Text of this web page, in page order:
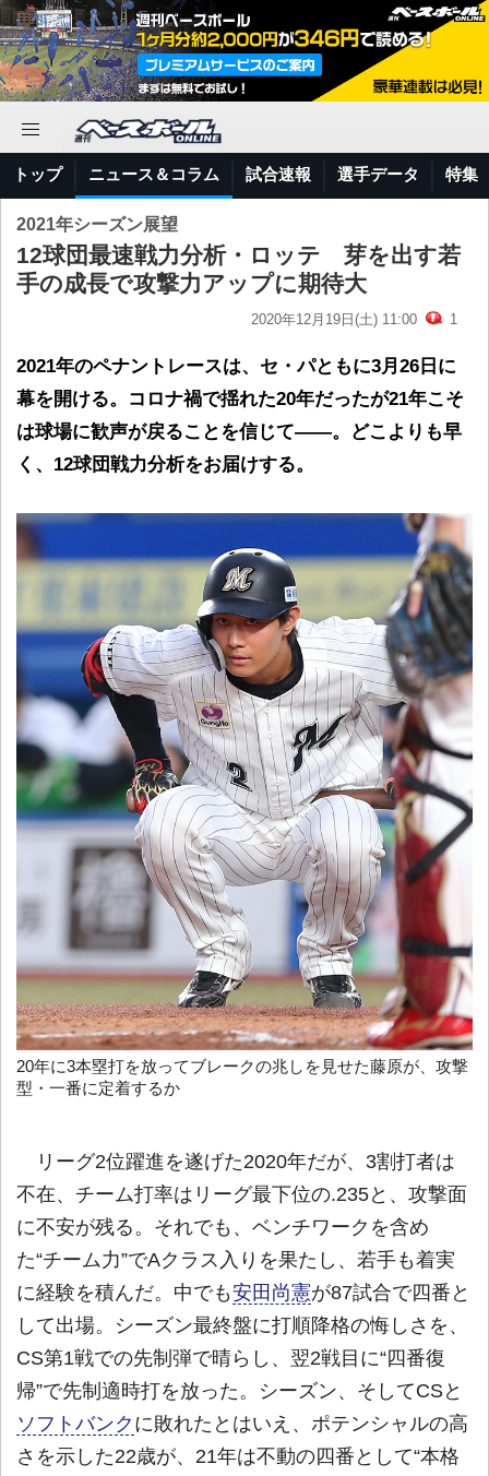
トップ ニュース＆コラム 試合速報 選手データ 特集
2021年シーズン展望
12球団最速戦力分析・ロッテ 芽を出す若
手の成長で攻撃力アップに期待大
2020年12月19日(土) 11:00 1
2021年のペナントレースは、セ・パともに3月26日に
幕を開ける。コロナ禍で揺れた20年だったが21年こそ
は球場に歓声が戻ることを信じて――。どこよりも早
く、12球団戦力分析をお届けする。
20年に3本塁打を放ってブレークの兆しを見せた藤原が、攻撃
型・一番に定着するか
リーグ2位躍進を遂げた2020年だが、3割打者は
不在、チーム打率はリーグ最下位の.235と、攻撃面
に不安が残る。それでも、ベンチワークを含め
た“チーム力”でAクラス入りを果たし、若手も着実
に経験を積んだ。中でも安田尚憲が87試合で四番と
して出場。シーズン最終盤に打順降格の悔しさを、
CS第1戦での先制弾で晴らし、翌2戦目に“四番復
帰”で先制適時打を放った。シーズン、そしてCSと
ソフトバンク に敗れたとはいえ、ポテンシャルの高
さを示した22歳が、21年は不動の四番として“本格